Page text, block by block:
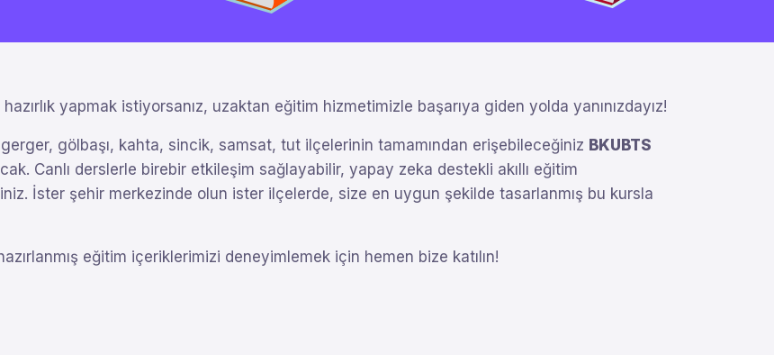
hazırlık yapmak istiyorsanız, uzaktan eğitim hizmetimizle başarıya giden yolda yanınızdayız!
gölbaşı, kahta, sincik, samsat, tut ilçelerinin tamamından erişebileceğiniz BKUBTS
Canlı derslerle birebir etkileşim sağlayabilir, yapay zeka destekli akıllı eğitim
İster şehir merkezinde olun ister ilçelerde, size en uygun şekilde tasarlanmış bu kursla
eğitim içeriklerimizi deneyimlemek için hemen bize katılın!